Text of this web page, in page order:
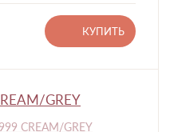
КУПИТЬ
GREY